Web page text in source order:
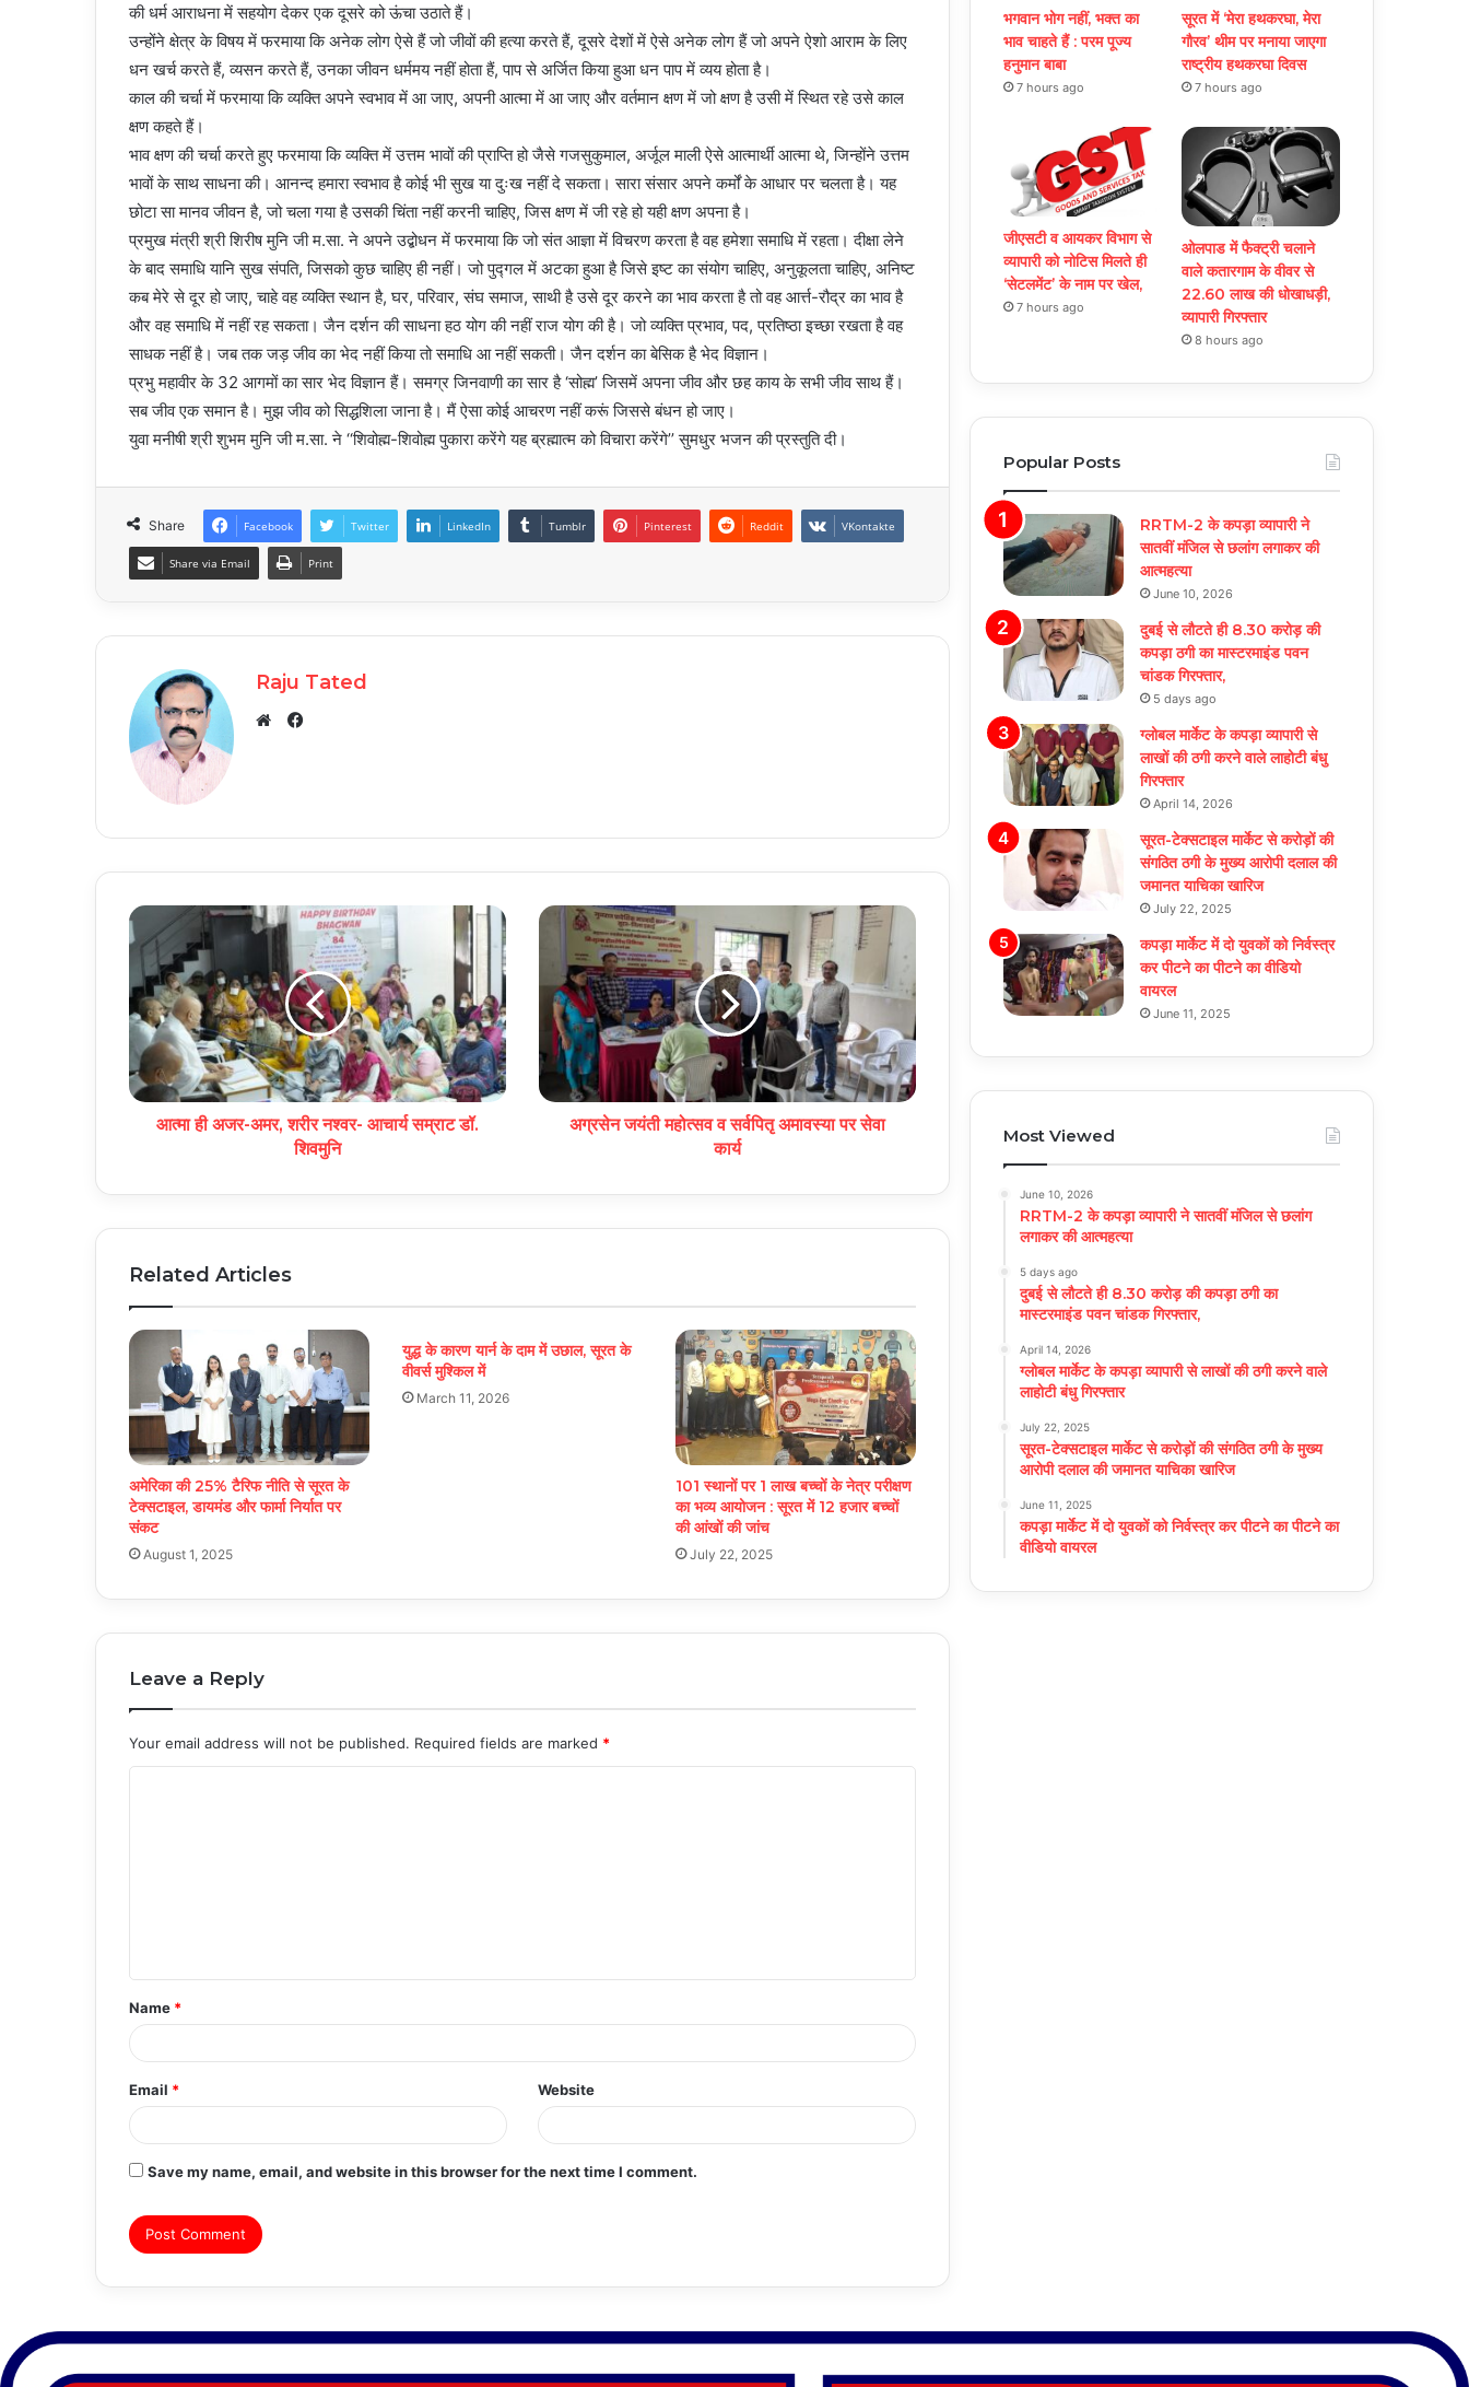
की धर्म आराधना में सहयोग देकर एक दूसरे को ऊंचा उठाते हैं।
उन्होंने क्षेत्र के विषय में फरमाया कि अनेक लोग ऐसे हैं जो जीवों की हत्या करते हैं, दूसरे देशों में ऐसे अनेक लोग हैं जो अपने ऐशो आराम के लिए
धन खर्च करते हैं, व्यसन करते हैं, उनका जीवन धर्ममय नहीं होता हैं, पाप से अर्जित किया हुआ धन पाप में व्यय होता है।
काल की चर्चा में फरमाया कि व्यक्ति अपने स्वभाव में आ जाए, अपनी आत्मा में आ जाए और वर्तमान क्षण में जो क्षण है उसी में स्थित रहे उसे काल
क्षण कहते हैं।
भाव क्षण की चर्चा करते हुए फरमाया कि व्यक्ति में उत्तम भावों की प्राप्ति हो जैसे गजसुकुमाल, अर्जूल माली ऐसे आत्मार्थी आत्मा थे, जिन्होंने उत्तम
भावों के साथ साधना की। आनन्द हमारा स्वभाव है कोई भी सुख या दुःख नहीं दे सकता। सारा संसार अपने कर्मों के आधार पर चलता है। यह
छोटा सा मानव जीवन है, जो चला गया है उसकी चिंता नहीं करनी चाहिए, जिस क्षण में जी रहे हो यही क्षण अपना है।
प्रमुख मंत्री श्री शिरीष मुनि जी म.सा. ने अपने उद्बोधन में फरमाया कि जो संत आज्ञा में विचरण करता है वह हमेशा समाधि में रहता। दीक्षा लेने
के बाद समाधि यानि सुख संपति, जिसको कुछ चाहिए ही नहीं। जो पुद्गल में अटका हुआ है जिसे इष्ट का संयोग चाहिए, अनुकूलता चाहिए, अनिष्ट
कब मेरे से दूर हो जाए, चाहे वह व्यक्ति स्थान है, घर, परिवार, संघ समाज, साथी है उसे दूर करने का भाव करता है तो वह आर्त्त-रौद्र का भाव है
और वह समाधि में नहीं रह सकता। जैन दर्शन की साधना हठ योग की नहीं राज योग की है। जो व्यक्ति प्रभाव, पद, प्रतिष्ठा इच्छा रखता है वह
साधक नहीं है। जब तक जड़ जीव का भेद नहीं किया तो समाधि आ नहीं सकती। जैन दर्शन का बेसिक है भेद विज्ञान।
प्रभु महावीर के 32 आगमों का सार भेद विज्ञान हैं। समग्र जिनवाणी का सार है ‘सोह्म’ जिसमें अपना जीव और छह काय के सभी जीव साथ हैं।
सब जीव एक समान है। मुझ जीव को सिद्धशिला जाना है। मैं ऐसा कोई आचरण नहीं करूं जिससे बंधन हो जाए।
युवा मनीषी श्री शुभम मुनि जी म.सा. ने ‘‘शिवोह्म-शिवोह्म पुकारा करेंगे यह ब्रह्मात्म को विचारा करेंगे’’ सुमधुर भजन की प्रस्तुति दी।
Share Facebook Twitter LinkedIn Tumblr Pinterest Reddit VKontakte
Share via Email Print
Raju Tated
Facebook
आत्मा ही अजर-अमर, शरीर नश्वर- आचार्य सम्राट डॉ.
शिवमुनि
अग्रसेन जयंती महोत्सव व सर्वपितृ अमावस्या पर सेवा
कार्य
Related Articles
अमेरिका की 25% टैरिफ नीति से सूरत के
टेक्सटाइल, डायमंड और फार्मा निर्यात पर
संकट
August 1, 2025
युद्ध के कारण यार्न के दाम में उछाल, सूरत के
वीवर्स मुश्किल में
March 11, 2026
101 स्थानों पर 1 लाख बच्चों के नेत्र परीक्षण
का भव्य आयोजन : सूरत में 12 हजार बच्चों
की आंखों की जांच
July 22, 2025
Leave a Reply
Your email address will not be published. Required fields are marked *
t
*
Name *
Email * Website
Save my name, email, and website in this browser for the next time I comment.
भगवान भोग नहीं, भक्त का
भाव चाहते हैं : परम पूज्य
हनुमान बाबा
7 hours ago
सूरत में ‘मेरा हथकरघा, मेरा
गौरव’ थीम पर मनाया जाएगा
राष्ट्रीय हथकरघा दिवस
7 hours ago
जीएसटी व आयकर विभाग से
व्यापारी को नोटिस मिलते ही
‘सेटलमेंट’ के नाम पर खेल,
7 hours ago
ओलपाड में फैक्ट्री चलाने
वाले कतारगाम के वीवर से
22.60 लाख की धोखाधड़ी,
व्यापारी गिरफ्तार
8 hours ago
Popular Posts
RRTM-2 के कपड़ा व्यापारी ने
सातवीं मंजिल से छलांग लगाकर की
आत्महत्या
June 10, 2026
दुबई से लौटते ही 8.30 करोड़ की
कपड़ा ठगी का मास्टरमाइंड पवन
चांडक गिरफ्तार,
5 days ago
ग्लोबल मार्केट के कपड़ा व्यापारी से
लाखों की ठगी करने वाले लाहोटी बंधु
गिरफ्तार
April 14, 2026
सूरत-टेक्सटाइल मार्केट से करोड़ों की
संगठित ठगी के मुख्य आरोपी दलाल की
जमानत याचिका खारिज
July 22, 2025
कपड़ा मार्केट में दो युवकों को निर्वस्त्र
कर पीटने का पीटने का वीडियो
वायरल
June 11, 2025
Most Viewed
June 10, 2026
RRTM-2 के कपड़ा व्यापारी ने सातवीं मंजिल से छलांग
लगाकर की आत्महत्या
5 days ago
दुबई से लौटते ही 8.30 करोड़ की कपड़ा ठगी का
मास्टरमाइंड पवन चांडक गिरफ्तार,
April 14, 2026
ग्लोबल मार्केट के कपड़ा व्यापारी से लाखों की ठगी करने वाले
लाहोटी बंधु गिरफ्तार
July 22, 2025
सूरत-टेक्सटाइल मार्केट से करोड़ों की संगठित ठगी के मुख्य
आरोपी दलाल की जमानत याचिका खारिज
June 11, 2025
कपड़ा मार्केट में दो युवकों को निर्वस्त्र कर पीटने का पीटने का
वीडियो वायरल